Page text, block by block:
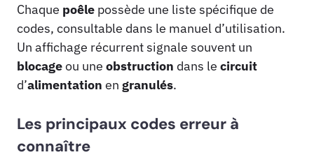
Chaque poêle possède une liste spécifique de
codes, consultable dans le manuel d’utilisation.
Un affichage récurrent signale souvent un
blocageou une obstruction dans le circuit
d’alimentation en granulés.
Les principaux codes erreur à
connaître